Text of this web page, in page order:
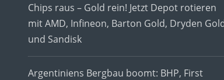
Chips raus – Gold rein! Jetzt Depot rotieren
mit AMD, Infineon, Barton Gold, Dryden
und Sandisk
Argentiniens Bergbau boomt: BHP, First